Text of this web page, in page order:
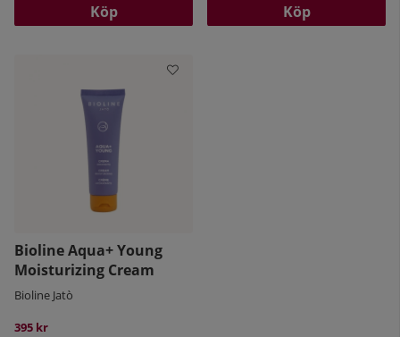
Köp Köp
Bioline Aqua+ Young
Moisturizing Cream
Bioline Jatò
395 kr